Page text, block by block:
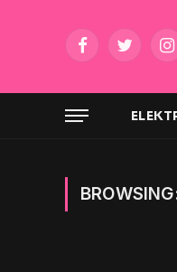
FacebookTwitter